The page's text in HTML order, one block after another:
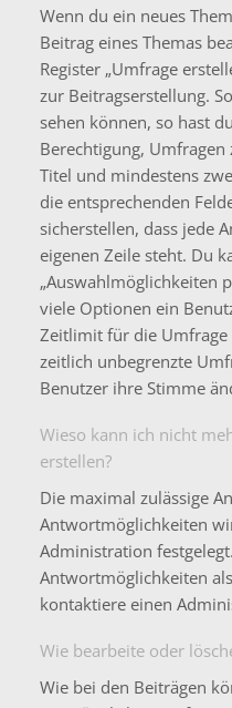
Wenn du ein neues
Beitrag eines Themas
Register „Umfrage
zur Beitragserstellung.
sehen können, so hast
Berechtigung,
Titel und mindestens
die entsprechenden
sicherstellen, dass jede
eigenen Zeile steht. Du
„Auswahlmöglichkeiten
viele Optionen ein
Zeitlimit für die Umfrage
zeitlich unbegrenzte
Benutzer ihre Stimme
Wieso kann ich nicht
erstellen?
Die maximal zulässige
Antwortmöglichkeiten
Administration
Antwortmöglichkeiten
kontaktiere einen
Wie bearbeite oder
Wie bei den Beiträgen